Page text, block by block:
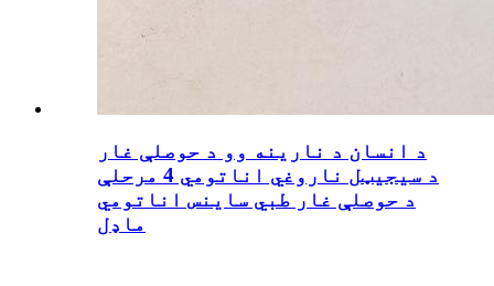
د انسان د نارینه وو د حوصلې غار
د سیجیټل ناروغي اناتومي 4 مرحلې
د حوصلې غار طبي ساینس اناتومي
ماډل